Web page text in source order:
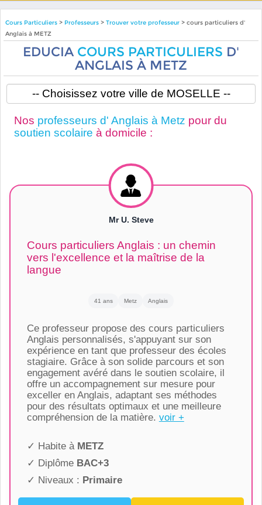
Cours Particuliers> Professeurs > Trouver votre professeur> cours particuliers d'
Anglais à METZ
EDUCIA COURS PARTICULIERS D'
ANGLAIS À METZ
Nos professeurs d' Anglais à Metz pour du
soutien scolaire à domicile :
Mr U. Steve
Cours particuliers Anglais : un chemin
vers l'excellence et la maîtrise de la
langue
41 ans Metz Anglais
Ce professeur propose des cours particuliers
Anglais personnalisés, s'appuyant sur son
expérience en tant que professeur des écoles
stagiaire. Grâce à son solide parcours et son
engagement avéré dans le soutien scolaire, il
offre un accompagnement sur mesure pour
exceller en Anglais, adaptant ses méthodes
pour des résultats optimaux et une meilleure
compréhension de la matière. voir +
✓ Habite à METZ
✓ Diplôme BAC+3
✓ Niveaux : Primaire